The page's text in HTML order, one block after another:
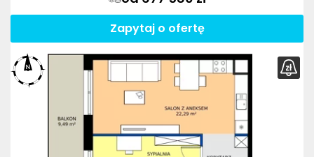
Zapytaj o ofertę